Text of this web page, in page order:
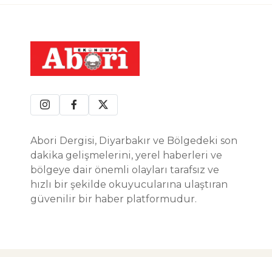
Abori Dergisi, Diyarbakır ve Bölgedeki son
dakika gelişmelerini, yerel haberleri ve
bölgeye dair önemli olayları tarafsız ve
hızlı bir şekilde okuyucularına ulaştıran
güvenilir bir haber platformudur.